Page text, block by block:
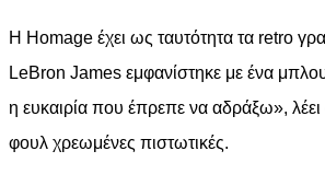
Η Homage έχει ως ταυτότητα τα retro
LeBron James εμφανίστηκε με ένα
η ευκαιρία που έπρεπε να αδράξω»,
φουλ χρεωμένες πιστωτικές.